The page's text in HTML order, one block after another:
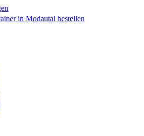
in Modautal bestellen